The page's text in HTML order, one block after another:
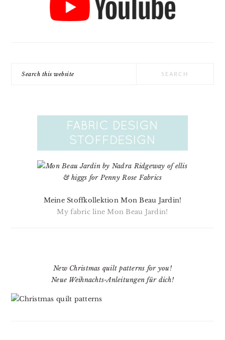
Meine Stoffkollektion Mon Beau Jardin!
My fabric line Mon Beau Jardin!
New Christmas quilt patterns for you!
Neue Weihnachts-Anleitungen für dich!